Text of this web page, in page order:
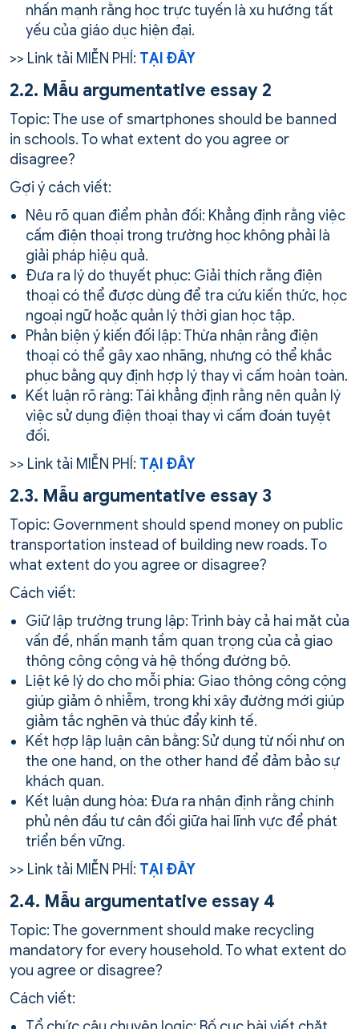
nhấn mạnh rằng học trực tuyến là xu hướng tất
yếu của giáo dục hiện đại.
>> Link tải MIỄN PHÍ: TẠI ĐÂY
2.2. Mẫu argumentative essay 2
Topic: The use of smartphones should be banned
in schools. To what extent do you agree or
disagree?
Gợi ý cách viết:
Nêu rõ quan điểm phản đối: Khẳng định rằng việc
cấm điện thoại trong trường học không phải là
giải pháp hiệu quả.
Đưa ra lý do thuyết phục: Giải thích rằng điện
thoại có thể được dùng để tra cứu kiến thức, học
ngoại ngữ hoặc quản lý thời gian học tập.
Phản biện ý kiến đối lập: Thừa nhận rằng điện
thoại có thể gây xao nhãng, nhưng có thể khắc
phục bằng quy định hợp lý thay vì cấm hoàn toàn.
Kết luận rõ ràng: Tái khẳng định rằng nên quản lý
việc sử dụng điện thoại thay vì cấm đoán tuyệt
đối.
>> Link tải MIỄN PHÍ: TẠI ĐÂY
2.3. Mẫu argumentative essay 3
Topic: Government should spend money on public
transportation instead of building new roads. To
what extent do you agree or disagree?
Cách viết:
Giữ lập trường trung lập: Trình bày cả hai mặt của
vấn đề, nhấn mạnh tầm quan trọng của cả giao
thông công cộng và hệ thống đường bộ.
Liệt kê lý do cho mỗi phía: Giao thông công cộng
giúp giảm ô nhiễm, trong khi xây đường mới giúp
giảm tắc nghẽn và thúc đẩy kinh tế.
Kết hợp lập luận cân bằng: Sử dụng từ nối như on
the one hand, on the other hand để đảm bảo sự
khách quan.
Kết luận dung hòa: Đưa ra nhận định rằng chính
phủ nên đầu tư cân đối giữa hai lĩnh vực để phát
triển bền vững.
>> Link tải MIỄN PHÍ: TẠI ĐÂY
2.4. Mẫu argumentative essay 4
Topic: The government should make recycling
mandatory for every household. To what extent do
you agree or disagree?
Cách viết: